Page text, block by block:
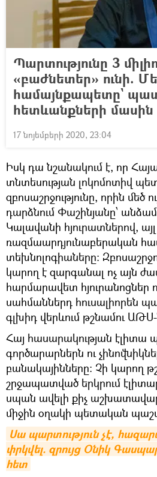
Պարտությունը 3
«բաժնետեր» ունի.
համայնքապետը`
հետևանքների մասին
17 նոյեմբերի 2020, 23:04
Իսկ դա նշանակում է, որ
տնտեսության լոկոմոտիվ
զբոսաշրջությունը, որին մեծ
դարձնում Փաշինյանը՝
Կալավանի հյուրատներով,
ռազմաարդյունաբերական
տեխնոլոգիաները։
կարող է զարգանալ ոչ այն
հարմարավետ հյուրանոցներ
սահմաններդ հուսալիորեն
գլխիդ վերևում թշնամու
Հայ հասարակության էլիտա
գործարարներն ու
բանակայինները։ Չի կարող
շրջապատված երկրում
սպան ավելի քիչ
միջին օղակի պետական
Սա պարտություն չէ,
փրկվել. զրույց Օնիկ
հետ